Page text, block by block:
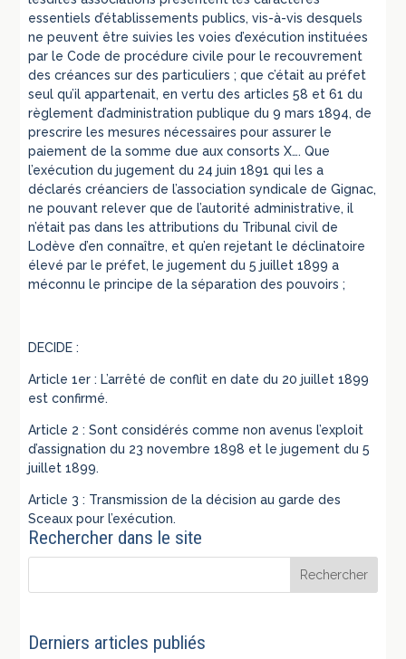
essentiels d’établissements publics, vis-à-vis desquels
ne peuvent être suivies les voies d’exécution instituées
par le Code de procédure civile pour le recouvrement
des créances sur des particuliers ; que c’était au préfet
seul qu’il appartenait, en vertu des articles 58 et 61 du
règlement d’administration publique du 9 mars 1894, de
prescrire les mesures nécessaires pour assurer le
paiement de la somme due aux consorts X…. Que
l’exécution du jugement du 24 juin 1891 qui les a
déclarés créanciers de l’association syndicale de Gignac,
ne pouvant relever que de l’autorité administrative, il
n’était pas dans les attributions du Tribunal civil de
Lodève d’en connaître, et qu’en rejetant le déclinatoire
élevé par le préfet, le jugement du 5 juillet 1899 a
méconnu le principe de la séparation des pouvoirs ;
DECIDE :
Article 1er : L’arrêté de conflit en date du 20 juillet 1899
est confirmé.
Article 2 : Sont considérés comme non avenus l’exploit
d’assignation du 23 novembre 1898 et le jugement du 5
juillet 1899.
Article 3 : Transmission de la décision au garde des
Sceaux pour l’exécution.
Rechercher dans le site
Derniers articles publiés